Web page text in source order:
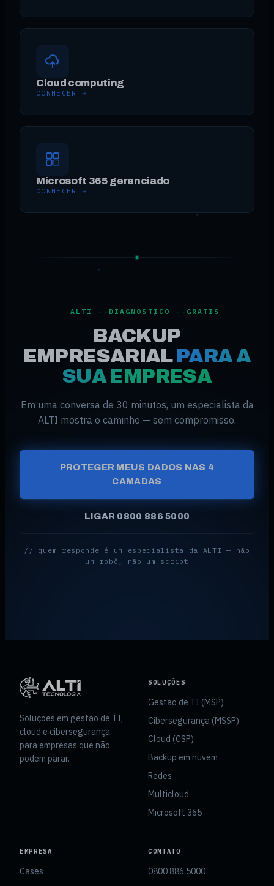
Cloud computing
CONHECER →
Microsoft 365 gerenciado
CONHECER →
ALTI --DIAGNOSTICO --GRATIS
BACKUP
EMPRESARIAL PARA A
SUA EMPRESA
Em uma conversa de 30 minutos, um especialista da
ALTI mostra o caminho — sem compromisso.
PROTEGER MEUS DADOS NAS 4
CAMADAS
LIGAR 0800 886 5000
// quem responde é um especialista da ALTI — não
um robô, não um script
Soluções em gestão de TI,
cloud e cibersegurança
para empresas que não
podem parar.
SOLUÇÕES
Gestão de TI (MSP)
Cibersegurança (MSSP)
Cloud (CSP)
Backup em nuvem
Redes
Multicloud
Microsoft 365
EMPRESA
Cases
CONTATO
0800 886 5000